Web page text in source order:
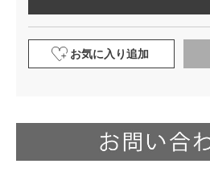
お気に入り追加